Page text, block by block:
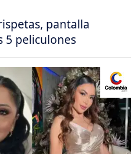
pantalla
5 peliculones